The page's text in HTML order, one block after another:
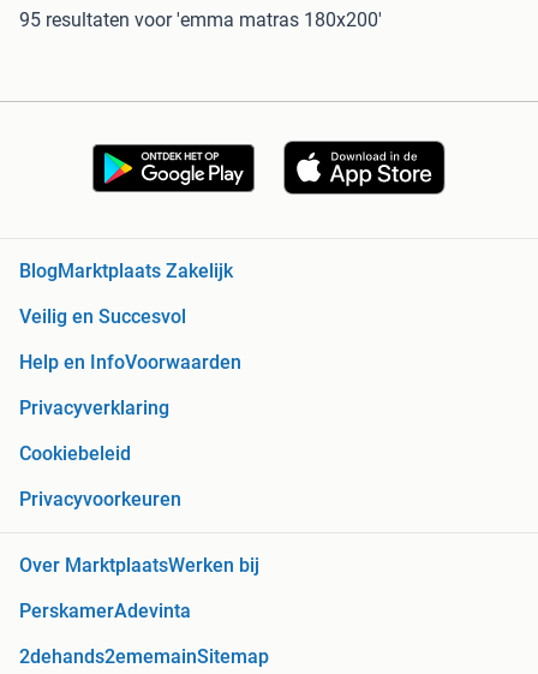
95 resultaten voor 'emma matras 180x200'
BlogMarktplaats Zakelijk
Veilig en Succesvol
Help en InfoVoorwaarden
Privacyverklaring
Cookiebeleid
Privacyvoorkeuren
Over MarktplaatsWerken bij
PerskamerAdevinta
2dehands2ememainSitemap